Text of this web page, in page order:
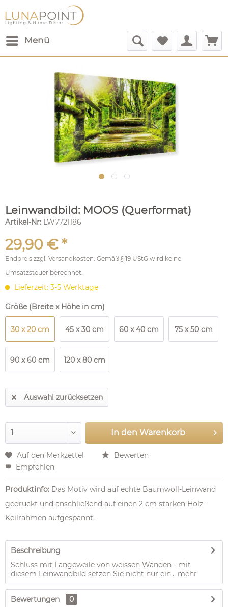
Menü
Leinwandbild: MOOS (Querformat)
Artikel-Nr: LW7721186
29,90 € *
Endpreis zzgl. Versandkosten. Gemäß § 19 UStG wird keine
Umsatzsteuer berechnet.
Lieferzeit: 3-5 Werktage
Größe (Breite x Höhe in cm)
30 x 20 cm 45 x 30 cm 60 x 40 cm 75 x 50 cm
90 x 60 cm 120 x 80 cm
Auswahl zurücksetzen
In den Warenkorb
Auf den Merkzettel
Bewerten
Empfehlen
Produktinfo: Das Motiv wird auf echte Baumwoll-Leinwand
gedruckt und anschließend auf einen 2 cm starken Holz-
Keilrahmen aufgespannt.
Beschreibung
Schluss mit Langeweile von weissen Wänden - mit
diesem Leinwandbild setzen Sie nicht nur ein... mehr
Bewertungen
0